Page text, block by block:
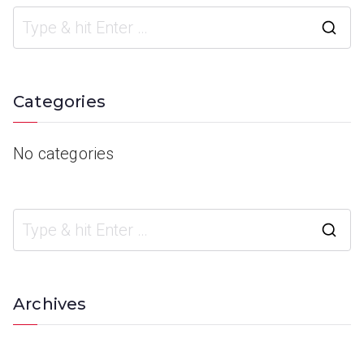
Categories
No categories
Archives